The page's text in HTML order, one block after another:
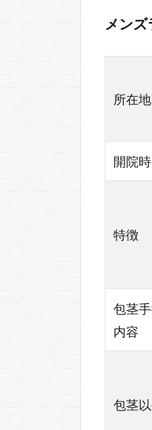
メン
所在地
開院
特徴
包茎
内容
包茎